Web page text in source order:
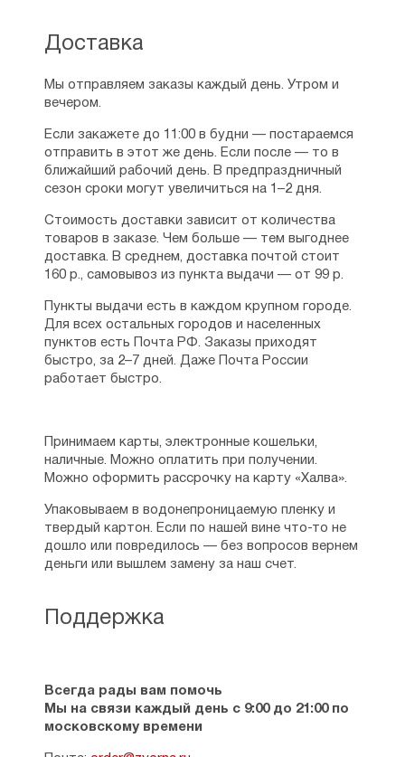
Поддержка
Всегда рады вам помочь
Мы на связи каждый день с 9:00 до 21:00 по
московскому времени
Доставка
Мы отправляем заказы каждый день. Утром и
вечером.
Если закажете до 11:00 в будни — постараемся
отправить в этот же день. Если после — то в
ближайший рабочий день. В предпраздничный
сезон сроки могут увеличиться на 1–2 дня.
Стоимость доставки зависит от количества
товаров в заказе. Чем больше — тем выгоднее
доставка. В среднем, доставка почтой стоит
160 р., самовывоз из пункта выдачи — от 99 р.
Пункты выдачи есть в каждом крупном городе.
Для всех остальных городов и населенных
пунктов есть Почта РФ. Заказы приходят
быстро, за 2–7 дней. Даже Почта России
работает быстро.
Принимаем карты, электронные кошельки,
наличные. Можно оплатить при получении.
Можно оформить рассрочку на карту «Халва».
Упаковываем в водонепроницаемую пленку и
твердый картон. Если по нашей вине что-то не
дошло или повредилось — без вопросов вернем
деньги или вышлем замену за наш счет.